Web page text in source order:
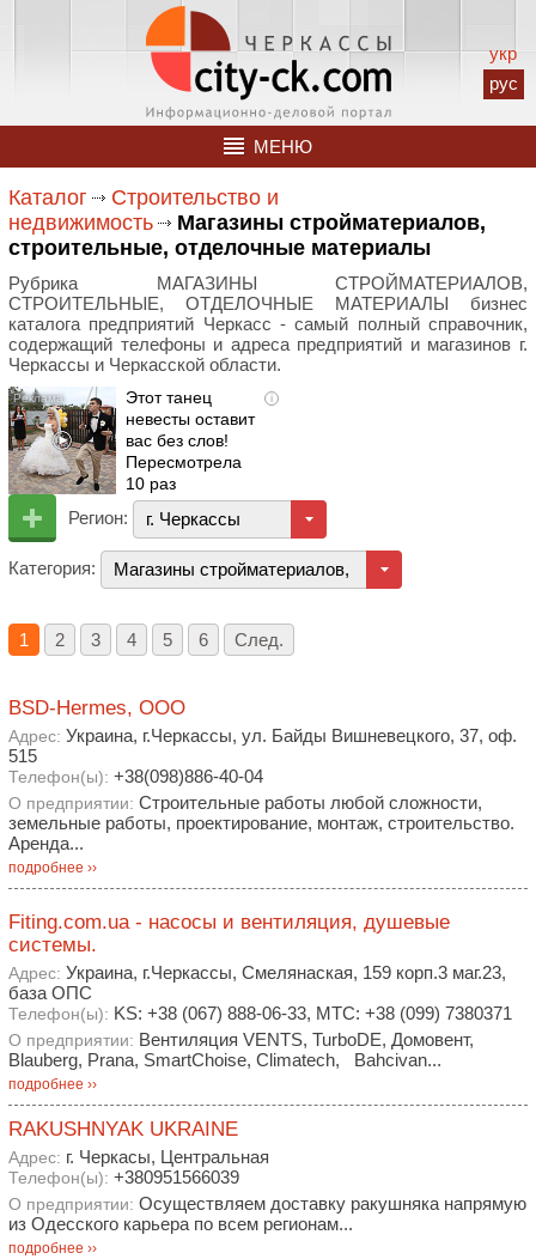
укр
рус
МЕНЮ
Каталог
Строительство и
недвижимость
Магазины стройматериалов,
строительные, отделочные материалы
Рубрика МАГАЗИНЫ СТРОЙМАТЕРИАЛОВ,
СТРОИТЕЛЬНЫЕ, ОТДЕЛОЧНЫЕ МАТЕРИАЛЫ бизнес
каталога предприятий Черкасс - самый полный справочник,
содержащий телефоны и адреса предприятий и магазинов г.
Черкассы и Черкасской области.
i
Этот танец
невесты оставит
вас без слов!
Пересмотрела
10 раз
Регион: г. Черкассы
Категория: Магазины стройматериалов, строительные,
1 2 3 4 5 6 След.
BSD-Hermes, ООО
Адрес: Украина, г.Черкассы, ул. Байды Вишневецкого, 37, оф.
515
Телефон(ы): +38(098)886-40-04
О предприятии: Строительные работы любой сложности,
земельные работы, проектирование, монтаж, строительство.
Аренда...
подробнее ››
Fiting.com.ua - насосы и вентиляция, душевые
системы.
Адрес: Украина, г.Черкассы, Смелянаская, 159 корп.3 маг.23,
база ОПС
Телефон(ы): KS: +38 (067) 888-06-33, MTC: +38 (099) 7380371
О предприятии: Вентиляция VENTS, TurboDE, Домовент,
Blauberg, Prana, SmartChoise, Climatech, Bahcivan...
подробнее ››
RAKUSHNYAK UKRAINE
Адрес: г. Черкасы, Центральная
Телефон(ы): +380951566039
О предприятии: Осуществляем доставку ракушняка напрямую
из Одесского карьера по всем регионам...
подробнее ››